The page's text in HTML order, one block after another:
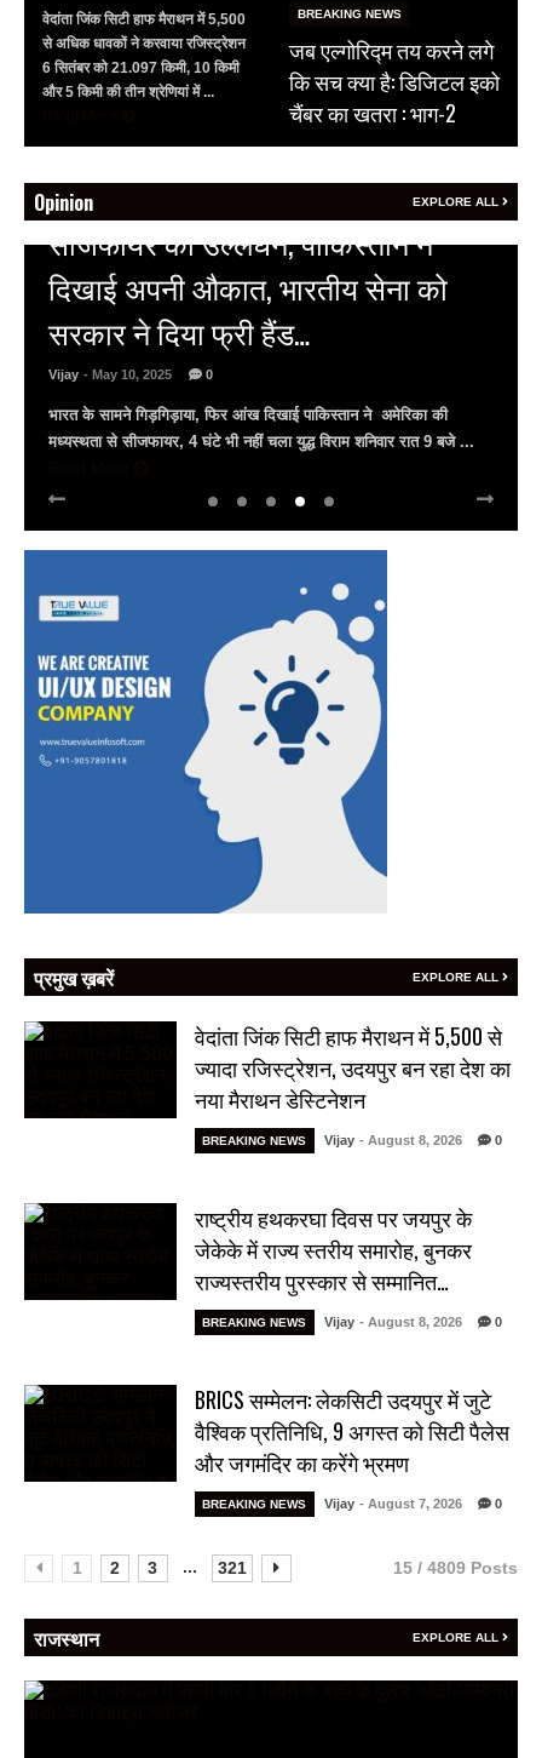
वेदांता जिंक सिटी हाफ मैराथन में 5,500
से अधिक धावकों ने करवाया रजिस्ट्रेशन
6 सितंबर को 21.097 किमी, 10 किमी
और 5 किमी की तीन श्रेणियां में ...
BREAKING NEWS
जब एल्गोरिद्म तय करने लगे
कि सच क्या है: डिजिटल इको
चैंबर का खतरा : भाग-2
Opinion EXPLORE ALL
अल्बर्ट हॉल पर राजस्थान दिवस समारोह,
राजस्थानी लोक कलाकारों ने बांधा समां…
Vijay - March 30, 2025
अल्बर्ट हॉल पर राज्यस्तरीय सांस्कृतिक संध्या का भव्य आयोजन, उमड़ा जन
सैलाब राज्यपाल हरिभाऊ किसनराव बागडे़, मुख्यमंत्री भजनलाल शर्मा और उप
प्रमुख ख़बरें EXPLORE ALL
वेदांता जिंक सिटी हाफ मैराथन में 5,500 से
ज्यादा रजिस्ट्रेशन, उदयपुर बन रहा देश का
नया मैराथन डेस्टिनेशन
BREAKING NEWS Vijay - August 8, 2026 0
राष्ट्रीय हथकरघा दिवस पर जयपुर के
जेकेके में राज्य स्तरीय समारोह, बुनकर
राज्यस्तरीय पुरस्कार से सम्मानित…
BREAKING NEWS Vijay - August 8, 2026 0
BRICS सम्मेलन: लेकसिटी उदयपुर में जुटे
वैश्विक प्रतिनिधि, 9 अगस्त को सिटी पैलेस
और जगमंदिर का करेंगे भ्रमण
BREAKING NEWS Vijay - August 7, 2026 0
1 2 3 ... 321 15 / 4809 Posts
राजस्थान EXPLORE ALL